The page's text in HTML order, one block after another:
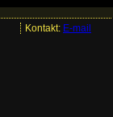
Kontakt: E-mail